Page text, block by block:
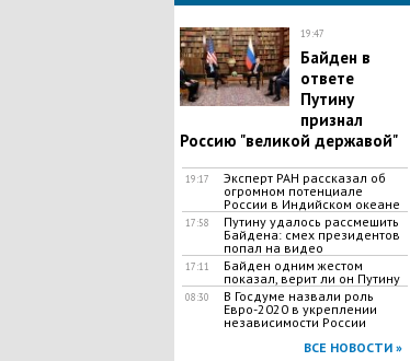
19:47
Байден в
ответе
Путину
признал
Россию "великой державой"
19:17
Эксперт РАН рассказал об
огромном потенциале
России в Индийском океане
17:58
Путину удалось рассмешить
Байдена: смех президентов
попал на видео
17:11
Байден одним жестом
показал, верит ли он Путину
08:30
В Госдуме назвали роль
Евро-2020 в укреплении
независимости России
ВСЕ НОВОСТИ »